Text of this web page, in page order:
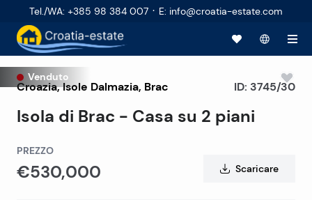
Tel./WA: +385 98 384 007 · E: info@croatia-estate.com
Venduto
Croazia,Isole Dalmazia, Brac
Isola di Brac - Casa su 2 piani
ID: 3745/30
PREZZO
€530,000 Scaricare